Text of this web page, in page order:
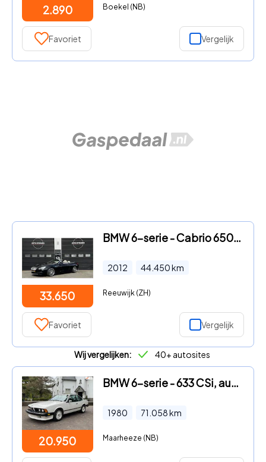
2.890 Boekel (NB)
Favoriet Vergelijk
33.650
BMW 6-serie - Cabrio 650i High Executive
2012 44.450km
Reeuwijk (ZH)
Favoriet Vergelijk
Wij vergelijken: 40+ autosites
20.950
BMW 6-serie - 633 CSi, automaat, in staat
1980 71.058km
Maarheeze (NB)